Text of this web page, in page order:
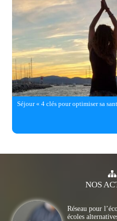
Séjour « 4 clés pour optimiser sa
NOS
Réseau pour
écoles